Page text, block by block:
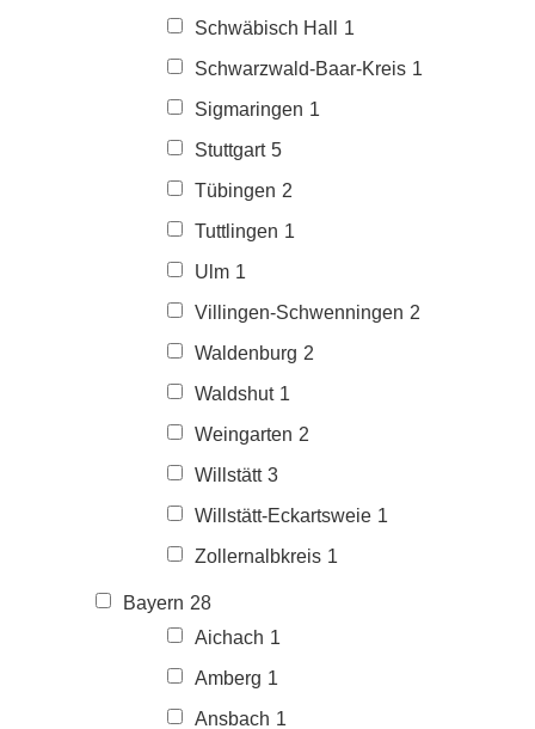
Schwäbisch Hall
1
Schwarzwald-Baar-Kreis 1
Sigmaringen 1
Stuttgart 5
Tübingen 2
Tuttlingen 1
Ulm 1
Villingen-Schwenningen 2
Waldenburg 2
Waldshut 1
Weingarten 2
Willstätt 3
Willstätt-Eckartsweie 1
Zollernalbkreis 1
Bayern 28
Aichach 1
Amberg 1
Ansbach 1